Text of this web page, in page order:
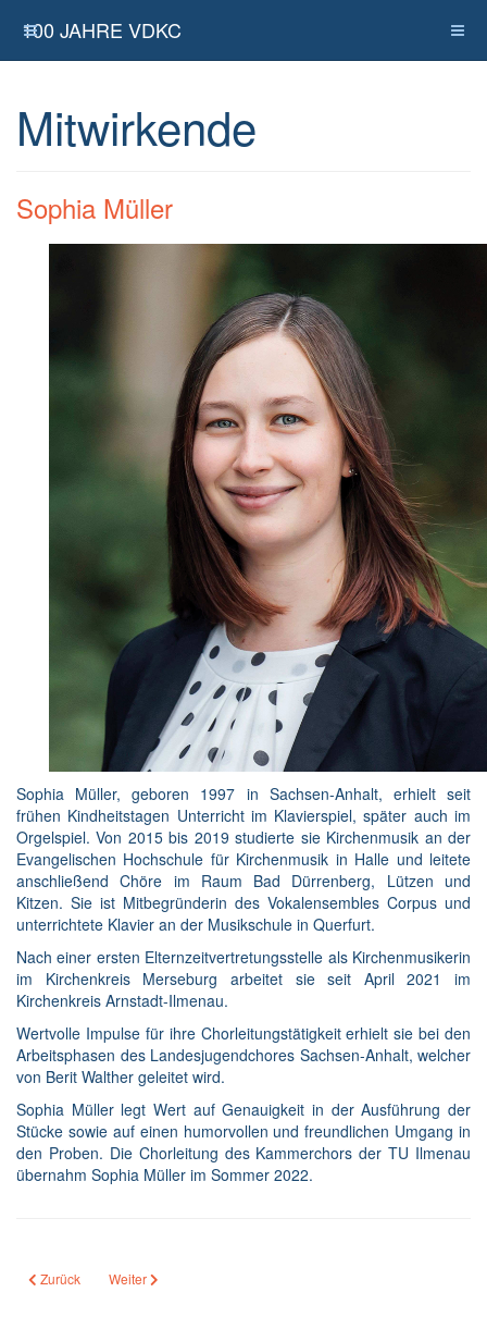
100 JAHRE VDKC
Mitwirkende
Sophia Müller
Sophia Müller, geboren 1997 in Sachsen-Anhalt, erhielt seit
frühen Kindheitstagen Unterricht im Klavierspiel, später auch im
Orgelspiel. Von 2015 bis 2019 studierte sie Kirchenmusik an der
Evangelischen Hochschule für Kirchenmusik in Halle und leitete
anschließend Chöre im Raum Bad Dürrenberg, Lützen und
Kitzen. Sie ist Mitbegründerin des Vokalensembles Corpus und
unterrichtete Klavier an der Musikschule in Querfurt.
Nach einer ersten Elternzeitvertretungsstelle als Kirchenmusikerin
im Kirchenkreis Merseburg arbeitet sie seit April 2021 im
Kirchenkreis Arnstadt-Ilmenau.
Wertvolle Impulse für ihre Chorleitungstätigkeit erhielt sie bei den
Arbeitsphasen des Landesjugendchores Sachsen-Anhalt, welcher
von Berit Walther geleitet wird.
Sophia Müller legt Wert auf Genauigkeit in der Ausführung der
Stücke sowie auf einen humorvollen und freundlichen Umgang in
den Proben. Die Chorleitung des Kammerchors der TU Ilmenau
übernahm Sophia Müller im Sommer 2022.
Vorheriger Beitrag: Kammerchor der TU Ilmenau
Zurück Nächster Beitrag: A-cappella-Konzert „C”: Charaktere und
Weiter